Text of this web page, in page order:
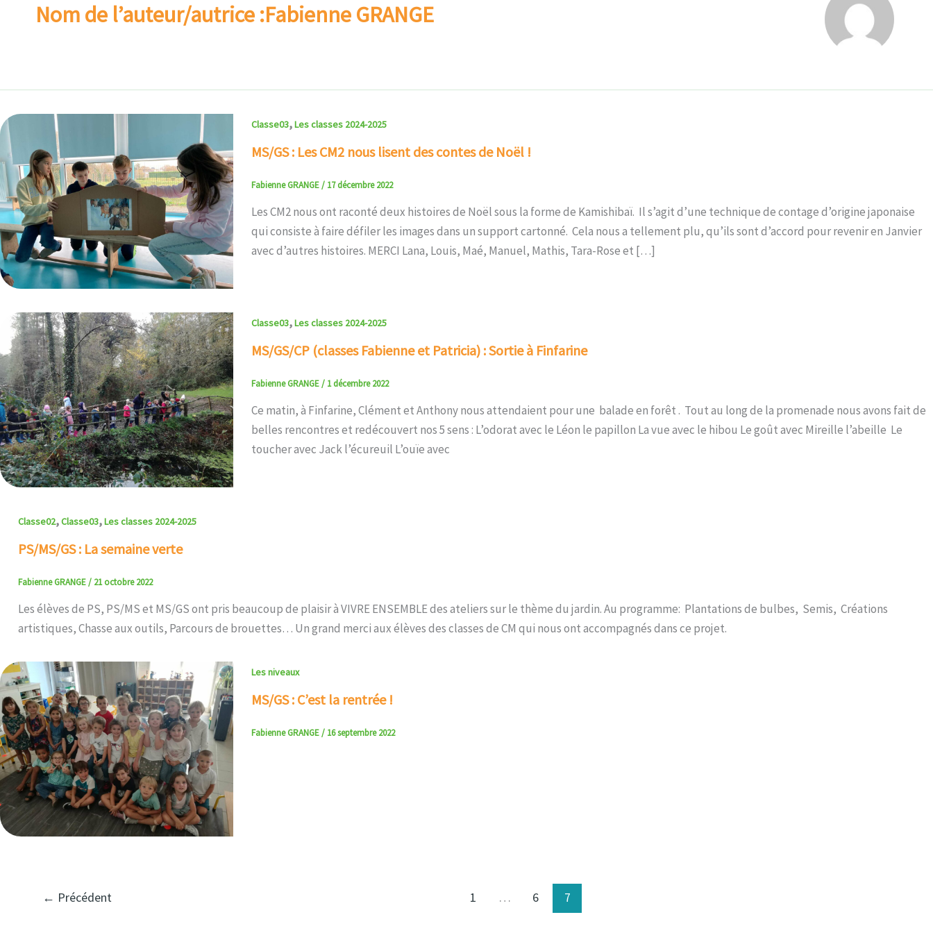
Nom de l’auteur/autrice :Fabienne GRANGE
Classe03,Les classes 2024-2025
MS/GS : Les CM2 nous lisent des contes de Noël !
Fabienne GRANGE/ 17 décembre 2022
Les CM2 nous ont raconté deux histoires de Noël sous la forme de Kamishibaï. Il s’agit d’une technique de contage d’origine japonaise
qui consiste à faire défiler les images dans un support cartonné. Cela nous a tellement plu, qu’ils sont d’accord pour revenir en Janvier
avec d’autres histoires. MERCI Lana, Louis, Maé, Manuel, Mathis, Tara-Rose et […]
Classe03,Les classes 2024-2025
MS/GS/CP (classes Fabienne et Patricia) : Sortie à Finfarine
Fabienne GRANGE/ 1 décembre 2022
Ce matin, à Finfarine, Clément et Anthony nous attendaient pour une balade en forêt . Tout au long de la promenade nous avons fait de
belles rencontres et redécouvert nos 5 sens : L’odorat avec le Léon le papillon La vue avec le hibou Le goût avec Mireille l’abeille Le
toucher avec Jack l’écureuil L’ouïe avec
Classe02,Classe03,Les classes 2024-2025
PS/MS/GS : La semaine verte
Fabienne GRANGE/ 21 octobre 2022
Les élèves de PS, PS/MS et MS/GS ont pris beaucoup de plaisir à VIVRE ENSEMBLE des ateliers sur le thème du jardin. Au programme: Plantations de bulbes, Semis, Créations
artistiques, Chasse aux outils, Parcours de brouettes… Un grand merci aux élèves des classes de CM qui nous ont accompagnés dans ce projet.
Les niveaux
MS/GS : C’est la rentrée !
Fabienne GRANGE/ 16 septembre 2022
← Précédent 1 … 6 7